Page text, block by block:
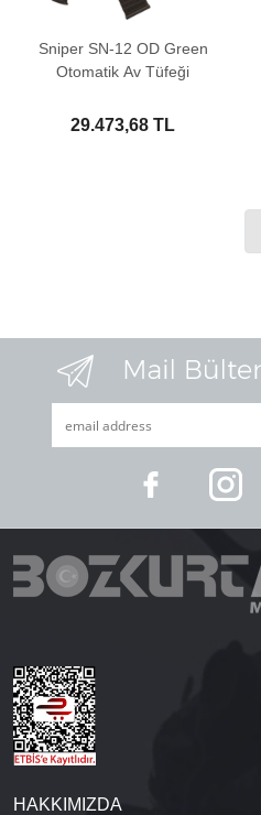
Sniper SN-12 OD Green
Otomatik Av Tüfeği
29.473,68 TL
HAKKIMIZDA